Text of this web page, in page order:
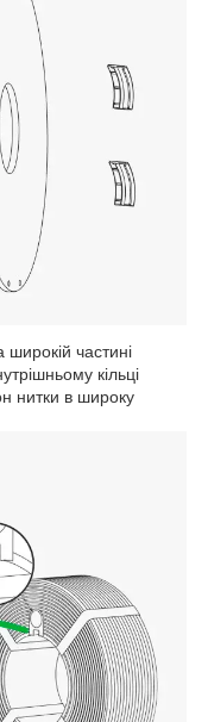
частині
кільці
нитки в широку